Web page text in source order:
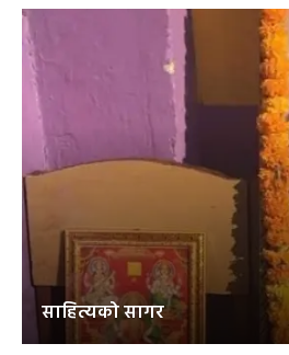
साहित्यको सागर